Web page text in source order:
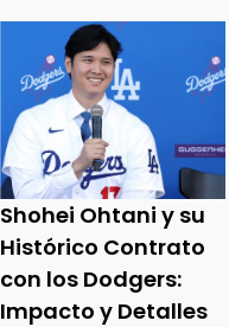
Shohei Ohtani y su
Histórico Contrato
con los Dodgers:
Impacto y Detalles